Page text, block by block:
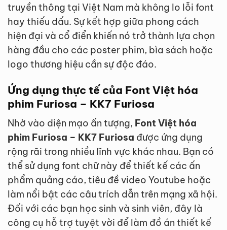
truyền thông tại Việt Nam mà không lo lỗi font
hay thiếu dấu. Sự kết hợp giữa phong cách
hiện đại và cổ điển khiến nó trở thành lựa chọn
hàng đầu cho các poster phim, bìa sách hoặc
logo thương hiệu cần sự độc đáo.
Ứng dụng thực tế của Font Việt hóa
phim Furiosa – KK7 Furiosa
Nhờ vào diện mạo ấn tượng, Font Việt hóa
phim Furiosa – KK7 Furiosa được ứng dụng
rộng rãi trong nhiều lĩnh vực khác nhau. Bạn có
thể sử dụng font chữ này để thiết kế các ấn
phẩm quảng cáo, tiêu đề video Youtube hoặc
làm nổi bật các câu trích dẫn trên mạng xã hội.
Đối với các bạn học sinh và sinh viên, đây là
công cụ hỗ trợ tuyệt vời để làm đồ án thiết kế